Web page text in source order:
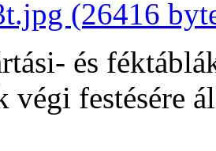
(26416
és
végi festésére